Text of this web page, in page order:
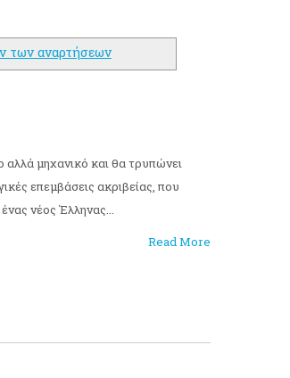
των αναρτήσεων
αλλά μηχανικό και θα τρυπώνει
επεμβάσεις ακριβείας, που
νέος Έλληνας...
Read More